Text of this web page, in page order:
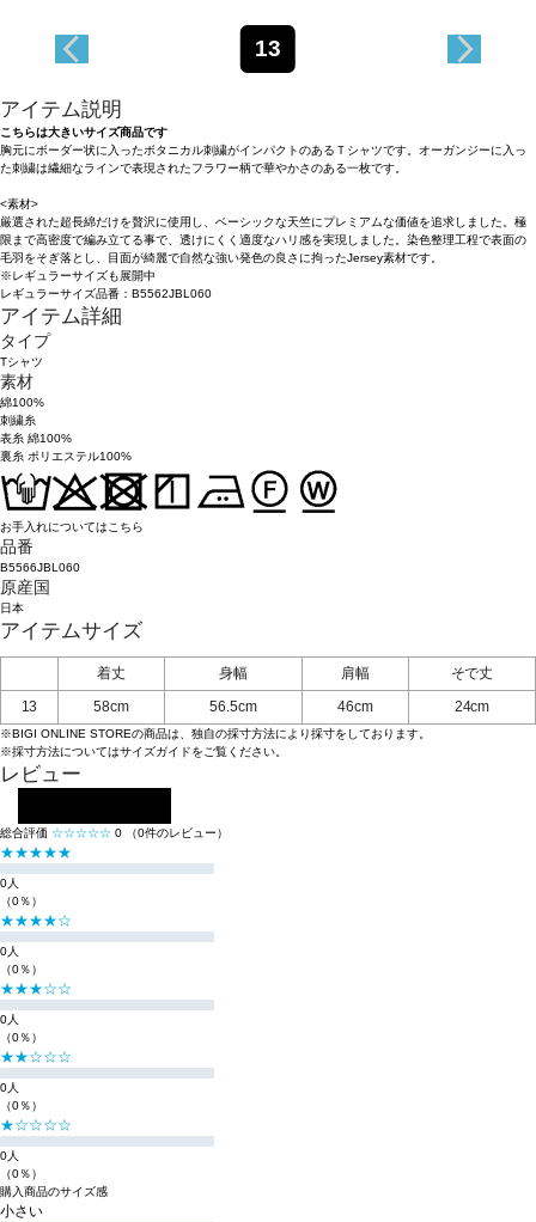
13
アイテム説明
こちらは大きいサイズ商品です
胸元にボーダー状に入ったボタニカル刺繍がインパクトのあるＴシャツです。オーガンジーに入っ
た刺繍は繊細なラインで表現されたフラワー柄で華やかさのある一枚です。
<素材>
厳選された超長綿だけを贅沢に使用し、ベーシックな天竺にプレミアムな価値を追求しました。極
限まで高密度で編み立てる事で、透けにくく適度なハリ感を実現しました。染色整理工程で表面の
毛羽をそぎ落とし、目面が綺麗で自然な強い発色の良さに拘ったJersey素材です。
※レギュラーサイズも展開中
レギュラーサイズ品番：B5562JBL060
アイテム詳細
タイプ
Tシャツ
素材
綿100%
刺繍糸
表糸 綿100%
裏糸 ポリエステル100%
お手入れについてはこちら
品番
B5566JBL060
原産国
日本
アイテムサイズ
着丈 身幅 肩幅
そで丈
13
58cm 56.5cm 46cm 24cm
※BIGI ONLINE STOREの商品は、独自の採寸方法により採寸をしております。
※採寸方法についてはサイズガイドをご覧ください。
レビュー
総合評価 ☆☆☆☆☆ 0 （0件のレビュー）
★★★★★
0人
（0％）
★★★★☆
0人
（0％）
★★★☆☆
0人
（0％）
★★☆☆☆
0人
（0％）
★☆☆☆☆
0人
（0％）
購入商品のサイズ感
小さい